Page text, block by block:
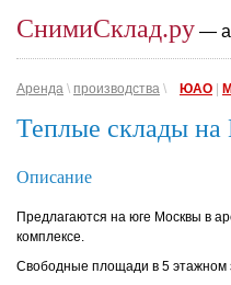
СнимиСклад.ру —
Аренда \ производства \ ЮАО
Теплые склады на
Описание
Предлагаются на юге Москвы в
комплексе.
Свободные площади в 5 этажном